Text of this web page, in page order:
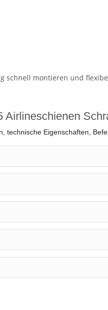
montieren und
Airlineschienen
Eigenschaften,